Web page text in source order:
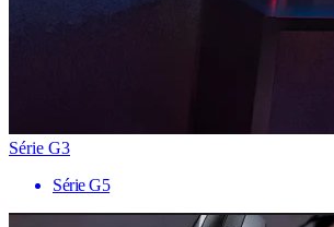
Série G3
Série G5